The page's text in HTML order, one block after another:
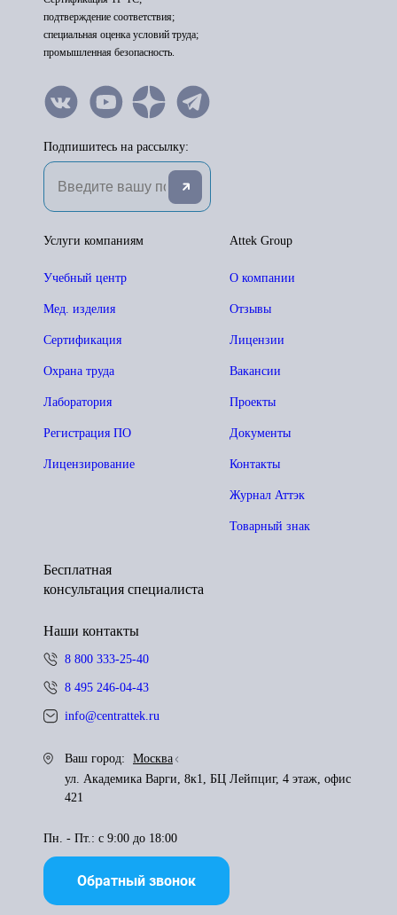
подтверждение соответствия;
специальная оценка условий труда;
промышленная безопасность.
Подпишитесь на рассылку:
Attek Group
О компании
Отзывы
Лицензии
Вакансии
Проекты
Документы
Контакты
Журнал Аттэк
Товарный знак
Услуги компаниям
Учебный центр
Мед. изделия
Сертификация
Охрана труда
Лаборатория
Регистрация ПО
Лицензирование
Бесплатная
консультация специалиста
Наши контакты
8 800 333-25-40
8 495 246-04-43
info@centrattek.ru
Ваш город:
Москва
ул. Академика Варги, 8к1, БЦ Лейпциг, 4 этаж, офис
421
Пн. - Пт.: с 9:00 до 18:00
Обратный звонок